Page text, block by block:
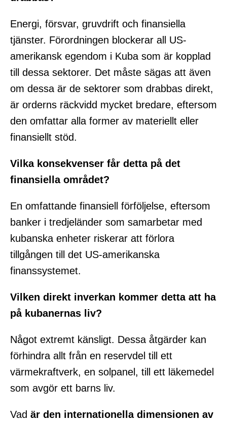
Energi, försvar, gruvdrift och finansiella
tjänster. Förordningen blockerar all US-
amerikansk egendom i Kuba som är kopplad
till dessa sektorer. Det måste sägas att även
om dessa är de sektorer som drabbas direkt,
är orderns räckvidd mycket bredare, eftersom
den omfattar alla former av materiellt eller
finansiellt stöd.
Vilka konsekvenser får detta på det
finansiella området?
En omfattande finansiell förföljelse, eftersom
banker i tredjeländer som samarbetar med
kubanska enheter riskerar att förlora
tillgången till det US-amerikanska
finanssystemet.
Vilken direkt inverkan kommer detta att ha
på kubanernas liv?
Något extremt känsligt. Dessa åtgärder kan
förhindra allt från en reservdel till ett
värmekraftverk, en solpanel, till ett läkemedel
som avgör ett barns liv.
Vad är den internationella dimensionen av